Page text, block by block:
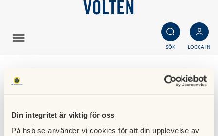
Din integritet är viktig för oss
På hsb.se använder vi cookies för att din upplevelse av
VOLTEN
SÖK LOGGA IN
Om du ser trasigt,
felaktigheter